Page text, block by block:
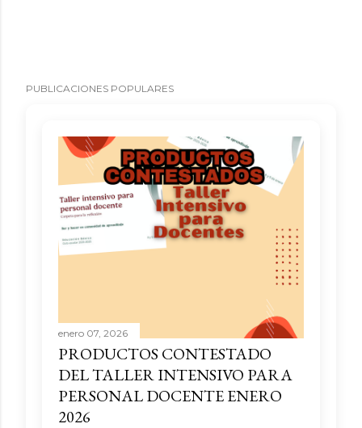
PUBLICACIONES POPULARES
enero 07, 2026
PRODUCTOS CONTESTADO
DEL TALLER INTENSIVO PARA
PERSONAL DOCENTE ENERO
2026